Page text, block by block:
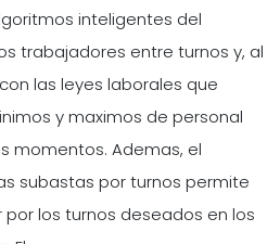
inteligentes del
trabajadores entre turnos y, al
las leyes laborales que
y maximos de personal
momentos. Ademas, el
subastas por turnos permite
los turnos deseados en los